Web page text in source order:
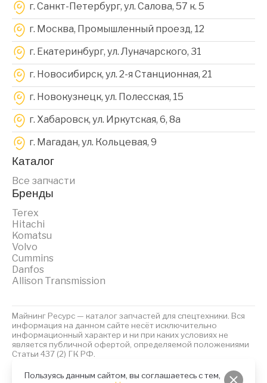
Пользуясь данным сайтом, вы соглашаетесь с тем,
г. Санкт-Петербург, ул. Салова, 57 к. 5
г. Москва, Промышленный проезд, 12
г. Екатеринбург, ул. Луначарского, 31
г. Новосибирск, ул. 2-я Станционная, 21
г. Новокузнецк, ул. Полесская, 15
г. Хабаровск, ул. Иркутская, 6, 8a
г. Магадан, ул. Кольцевая, 9
Каталог
Все запчасти
Бренды
Terex
Hitachi
Komatsu
Volvo
Cummins
Danfos
Allison Transmission
Майнинг Ресурс — каталог запчастей для спецтехники. Вся
информация на данном сайте несёт исключительно
информационный характер и ни при каких условиях не
является публичной офертой, определяемой положениями
Статьи 437 (2) ГК РФ.
Политика обработки персональных данныхФайлы Cookies